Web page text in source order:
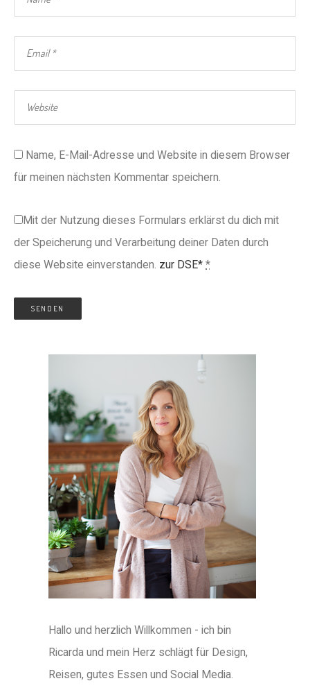
Name, E-Mail-Adresse und Website in diesem Browser
für meinen nächsten Kommentar speichern.
Mit der Nutzung dieses Formulars erklärst du dich mit
der Speicherung und Verarbeitung deiner Daten durch
diese Website einverstanden. zur DSE* *
Hallo und herzlich Willkommen - ich bin
Ricarda und mein Herz schlägt für Design,
Reisen, gutes Essen und Social Media.